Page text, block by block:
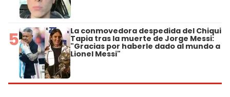
5 La conmovedora despedida del Chiqui
Tapia tras la muerte de Jorge Messi:
"Gracias por haberle dado al mundo a
Lionel Messi"